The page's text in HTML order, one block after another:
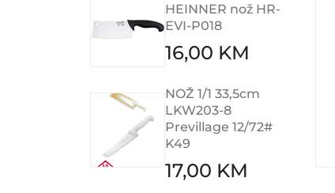
HEINNER nož HR-
EVI-P018
16,00 KM
NOŽ 1/1 33,5cm
LKW203-8
Previllage 12/72#
K49
17,00 KM